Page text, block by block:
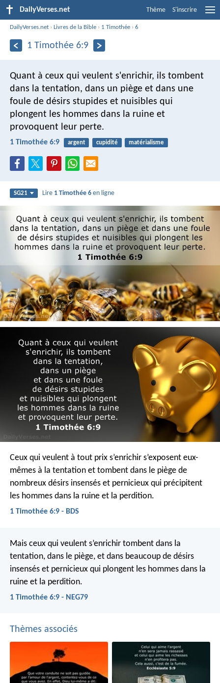
DailyVerses.net Thème S'inscrire
DailyVerses.net ›Livres de la Bible › 1 Timothée ›6
1 Timothée 6:9
Quant à ceux qui veulent s'enrichir, ils tombent
dans la tentation, dans un piège et dans une
foule de désirs stupides et nuisibles qui
plongent les hommes dans la ruine et
provoquent leur perte.
1 Timothée 6:9 argent cupidité matérialisme
SG21 Lire 1 Timothée 6 en ligne
Ceux qui veulent à tout prix s’enrichir s’exposent eux-
mêmes à la tentation et tombent dans le piège de
nombreux désirs insensés et pernicieux qui précipitent
les hommes dans la ruine et la perdition.
1 Timothée 6:9 - BDS
Mais ceux qui veulent s’enrichir tombent dans la
tentation, dans le piège, et dans beaucoup de désirs
insensés et pernicieux qui plongent les hommes dans la
ruine et la perdition.
1 Timothée 6:9 - NEG79
Thèmes associés